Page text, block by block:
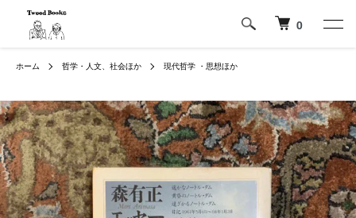
0
ホーム 哲学・人文、社会ほか 現代哲学 ・思想ほか